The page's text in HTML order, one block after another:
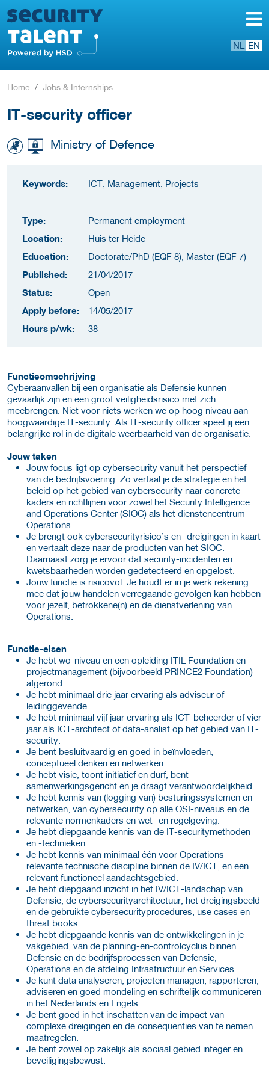
NL EN
Home Jobs & Internships
IT-security officer
Ministry of Defence
Keywords: ICT, Management, Projects
Type:
Permanent employment
Location:
Huis ter Heide
Education:
Doctorate/PhD (EQF 8), Master (EQF 7)
Published:
21/04/2017
Status:
Open
Apply before:
14/05/2017
Hours p/wk:
38
Functieomschrijving
Cyberaanvallen bij een organisatie als Defensie kunnen
gevaarlijk zijn en een groot veiligheidsrisico met zich
meebrengen. Niet voor niets werken we op hoog niveau aan
hoogwaardige IT-security. Als IT-security officer speel jij een
belangrijke rol in de digitale weerbaarheid van de organisatie.
Jouw taken
Jouw focus ligt op cybersecurity vanuit het perspectief
van de bedrijfsvoering. Zo vertaal je de strategie en het
beleid op het gebied van cybersecurity naar concrete
kaders en richtlijnen voor zowel het Security Intelligence
and Operations Center (SIOC) als het dienstencentrum
Operations.
Je brengt ook cybersecurityrisico’s en -dreigingen in kaart
en vertaalt deze naar de producten van het SIOC.
Daarnaast zorg je ervoor dat security-incidenten en
kwetsbaarheden worden gedetecteerd en opgelost.
Jouw functie is risicovol. Je houdt er in je werk rekening
mee dat jouw handelen verregaande gevolgen kan hebben
voor jezelf, betrokkene(n) en de dienstverlening van
Operations.
Functie-eisen
Je hebt wo-niveau en een opleiding ITIL Foundation en
projectmanagement (bijvoorbeeld PRINCE2 Foundation)
afgerond.
Je hebt minimaal drie jaar ervaring als adviseur of
leidinggevende.
Je hebt minimaal vijf jaar ervaring als ICT-beheerder of vier
jaar als ICT-architect of data-analist op het gebied van IT-
security.
Je bent besluitvaardig en goed in beïnvloeden,
conceptueel denken en netwerken.
Je hebt visie, toont initiatief en durf, bent
samenwerkingsgericht en je draagt verantwoordelijkheid.
Je hebt kennis van (logging van) besturingssystemen en
netwerken, van cybersecurity op alle OSI-niveaus en de
relevante normenkaders en wet- en regelgeving.
Je hebt diepgaande kennis van de IT-securitymethoden
en -technieken
Je hebt kennis van minimaal één voor Operations
relevante technische discipline binnen de IV/ICT, en een
relevant functioneel aandachtsgebied.
Je hebt diepgaand inzicht in het IV/ICT-landschap van
Defensie, de cybersecurityarchitectuur, het dreigingsbeeld
en de gebruikte cybersecurityprocedures, use cases en
threat books.
Je hebt diepgaande kennis van de ontwikkelingen in je
vakgebied, van de planning-en-controlcyclus binnen
Defensie en de bedrijfsprocessen van Defensie,
Operations en de afdeling Infrastructuur en Services.
Je kunt data analyseren, projecten managen, rapporteren,
adviseren en goed mondeling en schriftelijk communiceren
in het Nederlands en Engels.
Je bent goed in het inschatten van de impact van
complexe dreigingen en de consequenties van te nemen
maatregelen.
Je bent zowel op zakelijk als sociaal gebied integer en
beveiligingsbewust.